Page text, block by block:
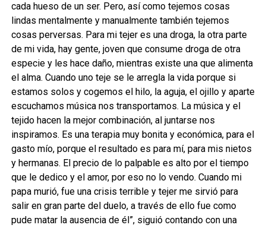
cada hueso de un ser. Pero, así como tejemos cosas
lindas mentalmente y manualmente también tejemos
cosas perversas. Para mi tejer es una droga, la otra parte
de mi vida, hay gente, joven que consume droga de otra
especie y les hace daño, mientras existe una que alimenta
el alma. Cuando uno teje se le arregla la vida porque si
estamos solos y cogemos el hilo, la aguja, el ojillo y aparte
escuchamos música nos transportamos. La música y el
tejido hacen la mejor combinación, al juntarse nos
inspiramos. Es una terapia muy bonita y económica, para el
gasto mío, porque el resultado es para mí, para mis nietos
y hermanas. El precio de lo palpable es alto por el tiempo
que le dedico y el amor, por eso no lo vendo. Cuando mi
papa murió, fue una crisis terrible y tejer me sirvió para
salir en gran parte del duelo, a través de ello fue como
pude matar la ausencia de él”, siguió contando con una